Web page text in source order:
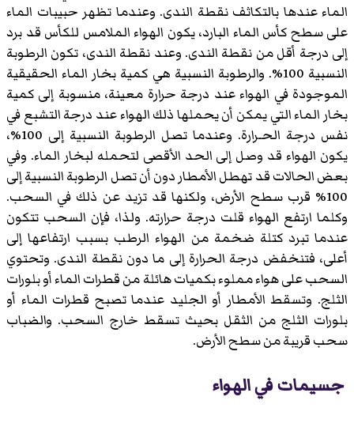
الماء عندها بالتكاثف نقطة الندى. وعندما تظهر حبيبات الماء
على سطح كأس الماء البارد، يكون الهواء الملامس للكأس قد برد
إلى درجة أقل من نقطة الندى. وعند نقطة الندى، تكون الرطوبة
النسبية 100%. والرطوبة النسبية هي كمية بخار الماء الحقيقية
الموجودة في الهواء عند درجة حرارة معينة، منسوبة إلى كمية
بخار الماء التي يمكن أن يحملها ذلك الهواء عند درجة التشبع في
نفس درجة الحـرارة. وعندما تصل الرطوبة النسبية إلى 100%،
يكون الهواء قد وصل إلى الحد الأقصى لتحمله لبخار الماء. وفي
بعض الحالات قد تهطل الأمطار دون أن تصل الرطوبة النسبية إلى
100% قرب سطح الأرض، ولكنها قد تزيد عن ذلك في السحب.
وكلما ارتفع الهواء قلت درجة حرارته. ولذا، فإن السحب تتكون
عندما تبرد كتلة ضخمة من الهواء الرطب بسبب ارتفاعها إلى
أعلى، فتنخفض درجة الحرارة إلى ما دون نقطة الندى. وتحتوي
السحب على هواء مملوء بكميات هائلة من قطرات الماء أو بلورات
الثلج. وتسقط الأمطار أو الجليد عندما تصبح قطرات الماء أو
بلورات الثلج من الثقل بحيث تسقط خارج السحب. والضباب
سحب قريبة من سطح الأرض.
جسيمات في الهواء